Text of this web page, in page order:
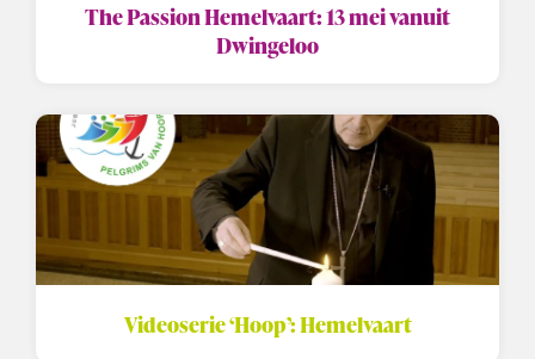
The Passion Hemelvaart: 13 mei vanuit
Dwingeloo
Videoserie ‘Hoop’: Hemelvaart